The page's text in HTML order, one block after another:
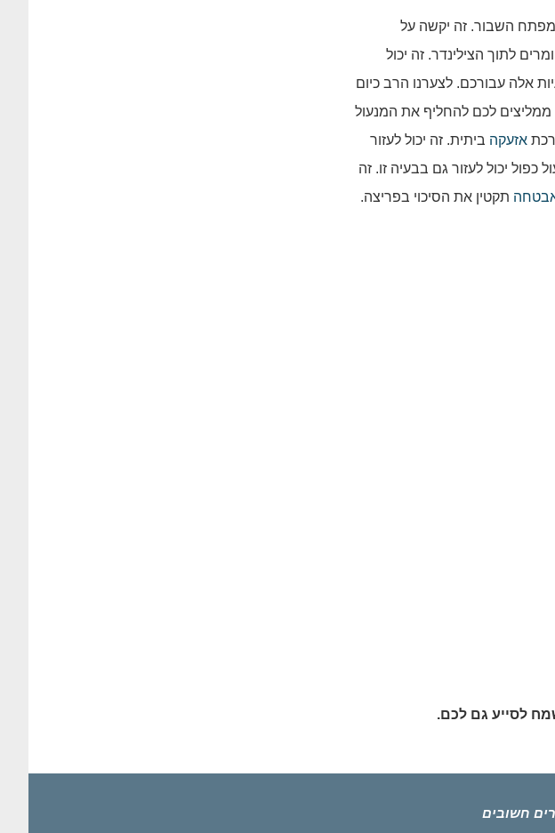
השבור. זה יקשה על
לתוך הצילינדר. זה יכול
אלה עבורכם. לצערנו הרב כיום
לכם להחליף את המנעול
אזעקה ביתית. זה יכול לעזור
כפול יכול לעזור גם בבעיה זו. זה
תקטין את הסיכוי בפריצה.
חשובים